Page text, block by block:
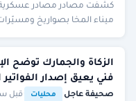
كشفت مصادر مصادر عسكرية
ميناء المخا بصواريخ
الزكاة والجمارك توضح
فني يعيق إصدار الفواتير
صحيفة عاجل محليات قبل